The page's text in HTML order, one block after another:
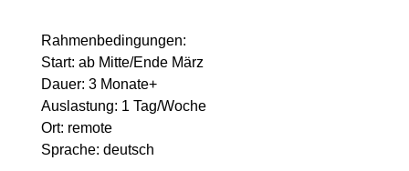
Rahmenbedingungen:
Start: ab Mitte/Ende März
Dauer: 3 Monate+
Auslastung: 1 Tag/Woche
Ort: remote
Sprache: deutsch